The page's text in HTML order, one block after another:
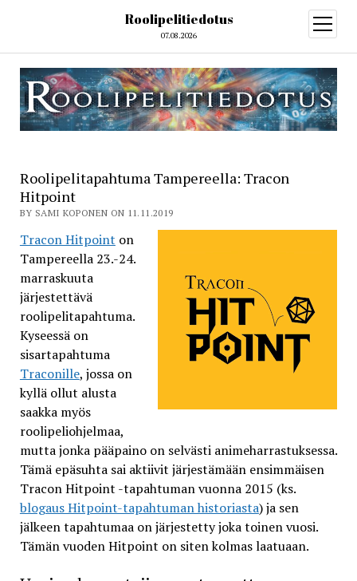
Roolipelitiedotus
07.08.2026
open
menu
Roolipelitapahtuma Tampereella: Tracon
Hitpoint
BY SAMI KOPONEN ON 11.11.2019
Tracon Hitpoint on
Tampereella 23.-24.
marraskuuta
järjestettävä
roolipelitapahtuma.
Kyseessä on
sisartapahtuma
Traconille, jossa on
kyllä ollut alusta
saakka myös
roolipeliohjelmaa,
mutta jonka pääpaino on selvästi animeharrastuksessa.
Tämä epäsuhta sai aktiivit järjestämään ensimmäisen
Tracon Hitpoint -tapahtuman vuonna 2015 (ks.
blogaus Hitpoint-tapahtuman historiasta) ja sen
jälkeen tapahtumaa on järjestetty joka toinen vuosi.
Tämän vuoden Hitpoint on siten kolmas laatuaan.